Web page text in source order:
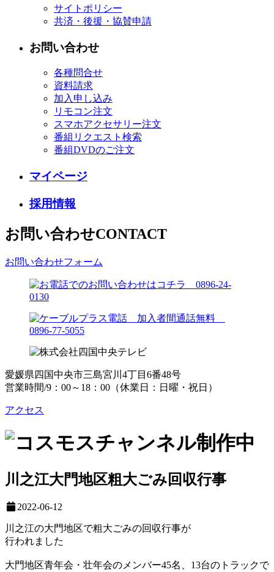
サイトポリシー
共済・後援・協賛申請
お問い合わせ
各種問合せ
資料請求
加入申し込み
リモコン注文
スマホアクセサリー注文
番組リクエスト検索
番組DVDのご注文
マイページ
採用情報
お問い合わせCONTACT
お問い合わせフォーム
愛媛県四国中央市三島宮川4丁目6番48号
営業時間/9：00～18：00（休業日：日曜・祝日）
アクセス
川之江大門地区粗大ごみ回収行事
2022-06-12
川之江の大門地区で粗大ごみの回収行事が
行われました
大門地区青年会・壮年会のメンバー45名、13台のトラックで